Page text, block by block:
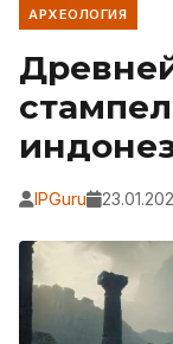
АРХЕОЛОГИЯ
IPGuru